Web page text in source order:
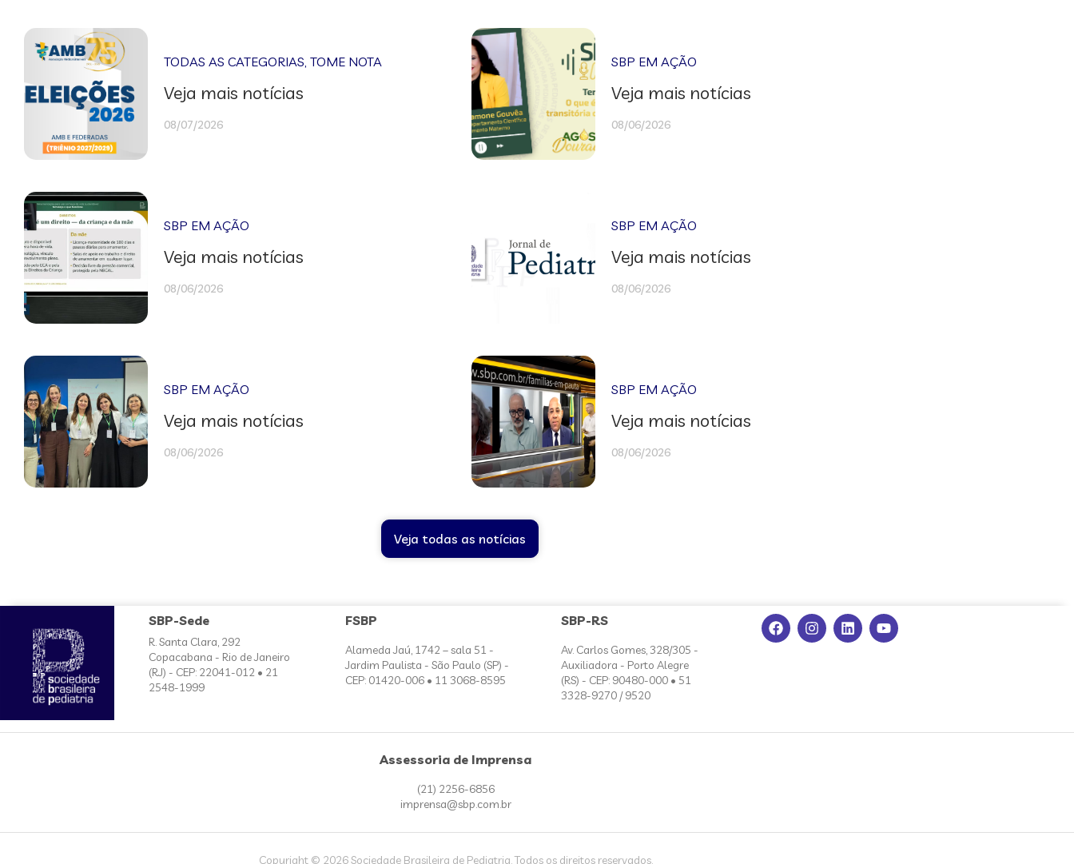
TODAS AS CATEGORIAS,TOME NOTA
Veja mais notícias
08/07/2026
SBP EM AÇÃO
Veja mais notícias
08/06/2026
SBP EM AÇÃO
Veja mais notícias
08/06/2026
SBP EM AÇÃO
Veja mais notícias
08/06/2026
SBP EM AÇÃO
Veja mais notícias
08/06/2026
SBP EM AÇÃO
Veja mais notícias
08/06/2026
Veja todas as notícias
SBP-Sede
R. Santa Clara, 292
Copacabana - Rio de Janeiro
(RJ) - CEP: 22041-012 • 21
2548-1999
FSBP
Alameda Jaú, 1742 – sala 51 -
Jardim Paulista - São Paulo (SP) -
CEP: 01420-006 • 11 3068-8595
SBP-RS
Av. Carlos Gomes, 328/305 -
Auxiliadora - Porto Alegre
(RS) - CEP: 90480-000 • 51
3328-9270 / 9520
Assessoria de Imprensa
(21) 2256-6856
imprensa@sbp.com.br
Copyright © 2026 Sociedade Brasileira de Pediatria. Todos os direitos reservados.